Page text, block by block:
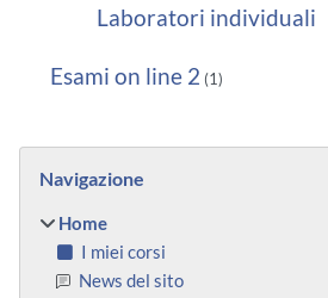
Laboratori individuali
Esami on line 2 (1)
Navigazione
Home
I miei corsi
News del sito